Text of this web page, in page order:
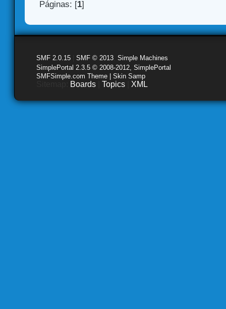
Páginas: [1]
SMF 2.0.15 SMF © 2013 Simple Machines
SimplePortal 2.3.5 © 2008-2012, SimplePortal
SMFSimple.com Theme | Skin Samp
Boards Topics XML